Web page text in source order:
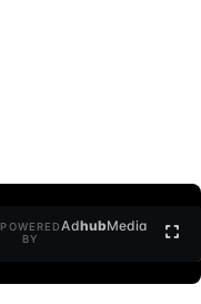
POWERED
BY
AdhubMedia